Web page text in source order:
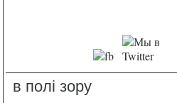
в полі зору